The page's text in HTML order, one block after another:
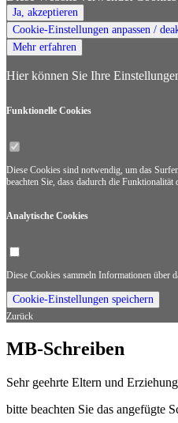
Ja, akzeptieren
Cookie-Einstellungen anpassen /
Mehr erfahren
Hier können Sie Ihre
Funktionelle Cookies
Diese Cookies sind notwendig, um das
beachten Sie, dass dadurch die
Analytische Cookies
Diese Cookies sammeln Informationen über
Cookie-Einstellungen speichern
Zurück
MB-Schreiben
Sehr geehrte Eltern und
bitte beachten Sie das angefügte